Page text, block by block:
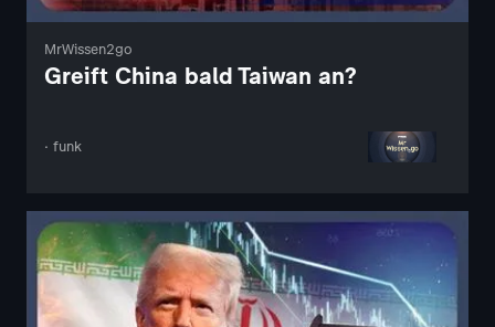
MrWissen2go
Greift China bald Taiwan an?
· funk